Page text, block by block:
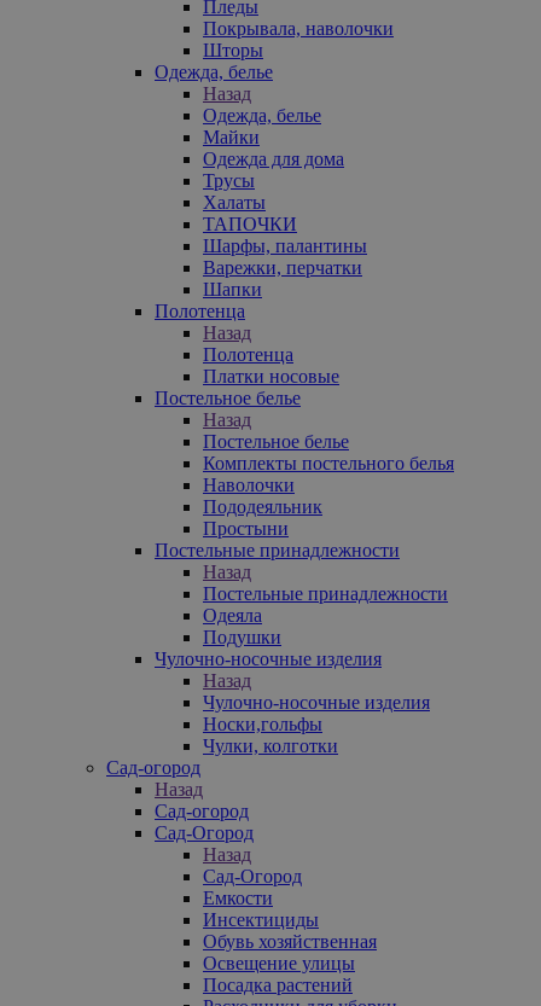
Пледы
Покрывала, наволочки
Шторы
Одежда, белье
Назад
Одежда, белье
Майки
Одежда для дома
Трусы
Халаты
ТАПОЧКИ
Шарфы, палантины
Варежки, перчатки
Шапки
Полотенца
Назад
Полотенца
Платки носовые
Постельное белье
Назад
Постельное белье
Комплекты постельного белья
Наволочки
Пододеяльник
Простыни
Постельные принадлежности
Назад
Постельные принадлежности
Одеяла
Подушки
Чулочно-носочные изделия
Назад
Чулочно-носочные изделия
Носки,гольфы
Чулки, колготки
Сад-огород
Назад
Сад-огород
Сад-Огород
Назад
Сад-Огород
Емкости
Инсектициды
Обувь хозяйственная
Освещение улицы
Посадка растений